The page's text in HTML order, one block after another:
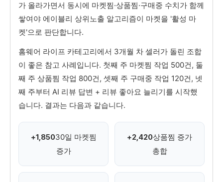
가 올라가면서 동시에 마켓찜·상품찜·구매중 수치가 함께
쌓여야 에이블리 상위노출 알고리즘이 마켓을 '활성 마
켓'으로 판단합니다.
홈웨어 라이프 카테고리에서 3개월 차 셀러가 돌린 조합
이 좋은 참고 사례입니다. 첫째 주 마켓찜 작업 500건, 둘
째 주 상품찜 작업 800건, 셋째 주 구매중 작업 120건, 넷
째 주부터 AI 리뷰 답변 + 리뷰 좋아요 늘리기를 시작했
습니다. 결과는 다음과 같습니다.
+1,85030일 마켓찜
증가
+2,420상품찜 증가
총합